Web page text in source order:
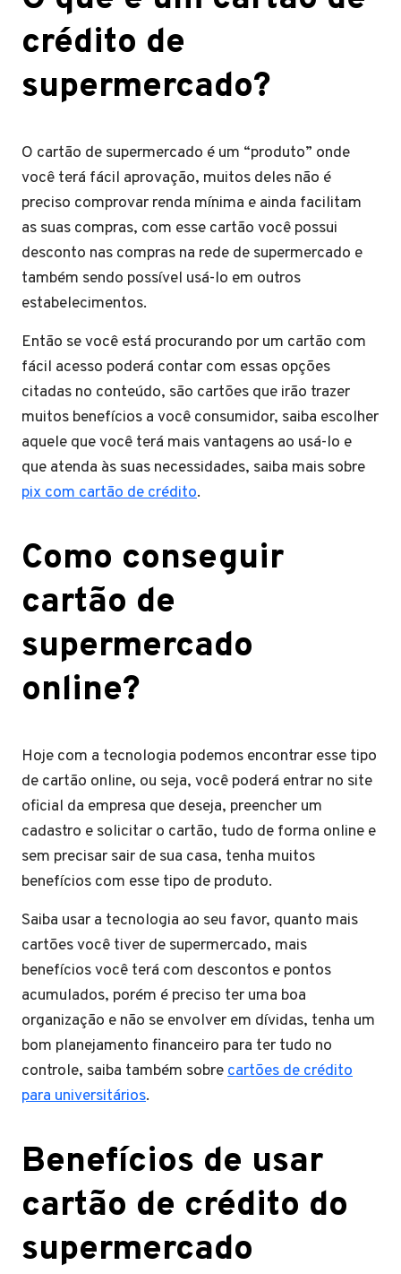
crédito de
supermercado?
O cartão de supermercado é um “produto” onde
você terá fácil aprovação, muitos deles não é
preciso comprovar renda mínima e ainda facilitam
as suas compras, com esse cartão você possui
desconto nas compras na rede de supermercado e
também sendo possível usá-lo em outros
estabelecimentos.
Então se você está procurando por um cartão com
fácil acesso poderá contar com essas opções
citadas no conteúdo, são cartões que irão trazer
muitos benefícios a você consumidor, saiba escolher
aquele que você terá mais vantagens ao usá-lo e
que atenda às suas necessidades, saiba mais sobre
pix com cartão de crédito.
Como conseguir
cartão de
supermercado
online?
Hoje com a tecnologia podemos encontrar esse tipo
de cartão online, ou seja, você poderá entrar no site
oficial da empresa que deseja, preencher um
cadastro e solicitar o cartão, tudo de forma online e
sem precisar sair de sua casa, tenha muitos
benefícios com esse tipo de produto.
Saiba usar a tecnologia ao seu favor, quanto mais
cartões você tiver de supermercado, mais
benefícios você terá com descontos e pontos
acumulados, porém é preciso ter uma boa
organização e não se envolver em dívidas, tenha um
bom planejamento financeiro para ter tudo no
controle, saiba também sobrecartões de crédito
para universitários.
Benefícios de usar
cartão de crédito do
supermercado